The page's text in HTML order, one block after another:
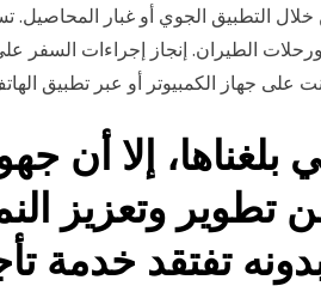
التطبيق الجوي أو غبار المحاصيل.
الطيران. إنجاز إجراءات السفر
إلا أن
تطوير وتعزيز
تفتقد خدمة